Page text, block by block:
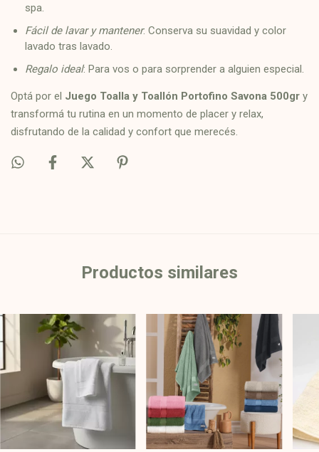
spa.
Fácil de lavar y mantener: Conserva su suavidad y color
lavado tras lavado.
Regalo ideal: Para vos o para sorprender a alguien especial.
Optá por el Juego Toalla y Toallón Portofino Savona 500gr y
transformá tu rutina en un momento de placer y relax,
disfrutando de la calidad y confort que merecés.
Productos similares